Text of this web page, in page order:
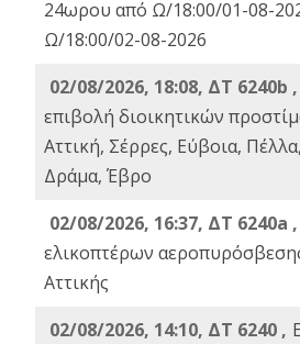
24ωρου από Ω/18:00/01-08-
Ω/18:00/02-08-2026
02/08/2026, 18:08, ΔΤ 6240b ,
επιβολή διοικητικών
Αττική, Σέρρες, Εύβοια,
Δράμα, Έβρο
02/08/2026, 16:37, ΔΤ 6240a ,
ελικοπτέρων
Αττικής
02/08/2026, 14:10, ΔΤ 6240 ,